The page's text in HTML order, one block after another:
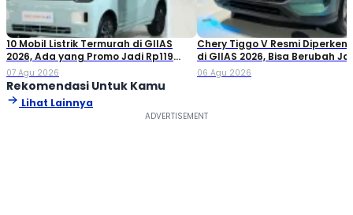
10 Mobil Listrik Termurah di GIIAS
2026, Ada yang Promo Jadi Rp119
Jutaan!
07 Agu 2026
Chery Tiggo V Resmi
di GIIAS 2026, Bisa Berubah
Double Cabin
06 Agu 2026
Rekomendasi Untuk Kamu
Lihat Lainnya